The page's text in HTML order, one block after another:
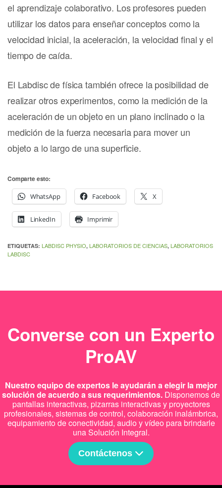
el aprendizaje colaborativo. Los profesores pueden
utilizar los datos para enseñar conceptos como la
velocidad inicial, la aceleración, la velocidad final y el
tiempo de caída.
El Labdisc de física también ofrece la posibilidad de
realizar otros experimentos, como la medición de la
aceleración de un objeto en un plano inclinado o la
medición de la fuerza necesaria para mover un
objeto a lo largo de una superficie.
Comparte esto:
WhatsApp
Facebook X
LinkedIn Imprimir
ETIQUETAS: LABDISC PHYSIO, LABORATORIOS DE CIENCIAS, LABORATORIOS
LABDISC
Converse con un Experto
ProAV
Nuestro equipo de expertos le ayudarán a elegir la mejor
solución de acuerdo a sus requerimientos. Disponemos de
pantallas interactivas, pizarras interactivas y proyectores
profesionales, sistemas de control, colaboración inalámbrica,
equipamiento de conectividad, audio y vídeo para brindarle
una Solución Integral.
Contáctenos